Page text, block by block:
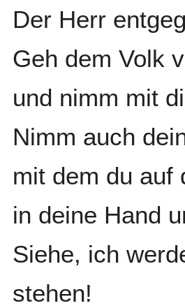
Der Herr
Geh dem Volk
und nimm mit
Nimm auch
mit dem du auf
in deine Hand
Siehe, ich
stehen!